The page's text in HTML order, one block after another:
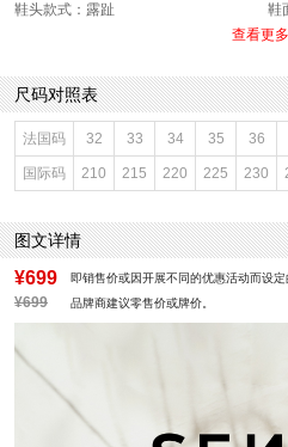
鞋头款式：露趾
鞋
参
鞋跟形状：厚底
性
皮质特征：织物
上
鞋底材质：IP发泡底
里料材质：超纤绒
防
色系：米色
闭合方式：套脚
前
查看更多
尺码对照表
法国码 32 33 34 35 36
国际码 210 215 220 225 230
图文详情
¥699 即销售价或因开展不同的优惠活动而设定
¥699 品牌商建议零售价或牌价。